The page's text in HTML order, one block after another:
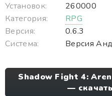
Установок:
260000
Категория:
RPG
Версия:
0.6.3
Система:
Версия
Shadow Fight 4:
—